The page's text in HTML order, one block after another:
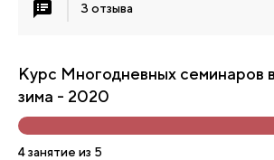
3 отзыва
Курс Многодневных семинаров
зима - 2020
4 занятие из 5